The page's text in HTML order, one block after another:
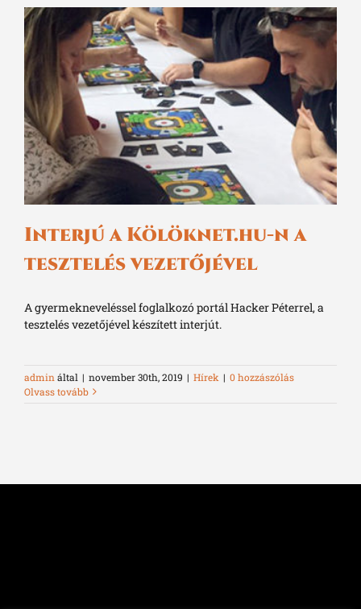
Interjú a Kölöknet.hu-n a
tesztelés vezetőjével
A gyermekneveléssel foglalkozó portál Hacker Péterrel, a
tesztelés vezetőjével készített interjút.
admin által | november 30th, 2019 | Hírek | 0 hozzászólás
Olvass tovább